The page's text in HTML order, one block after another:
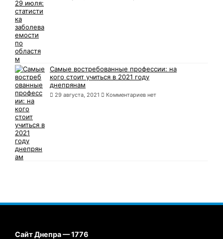
Самые востребованные профессии: на
кого стоит учиться в 2021 году
днепрянам
29 августа, 2021 Комментариев нет
Сайт Днепра — 1776